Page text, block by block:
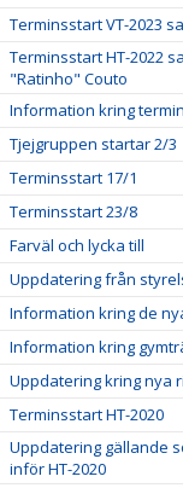
Terminsstart VT-2023
Terminsstart HT-2022
"Ratinho" Couto
Information kring
Tjejgruppen startar 2/3
Terminsstart 17/1
Terminsstart 23/8
Farväl och lycka till
Uppdatering från
Information kring de
Information kring
Uppdatering kring nya
Terminsstart HT-2020
Uppdatering gällande
inför HT-2020